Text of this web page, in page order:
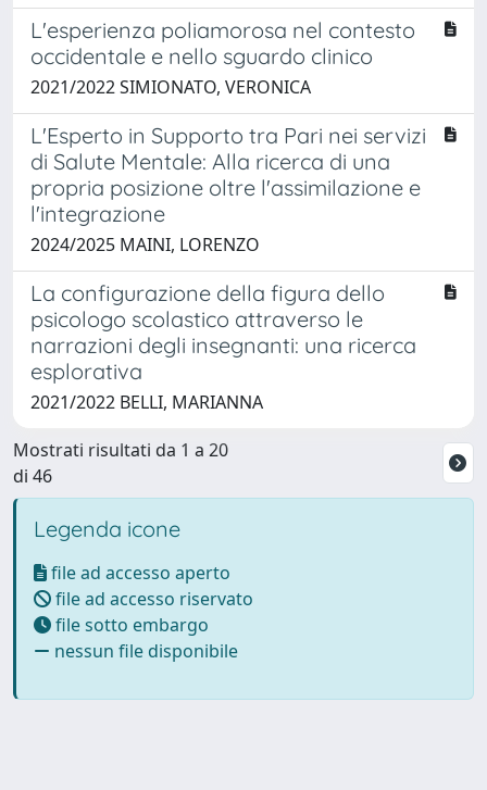
L'esperienza poliamorosa nel contesto
occidentale e nello sguardo clinico
2021/2022 SIMIONATO, VERONICA
L'Esperto in Supporto tra Pari nei servizi
di Salute Mentale: Alla ricerca di una
propria posizione oltre l'assimilazione e
l'integrazione
2024/2025 MAINI, LORENZO
La configurazione della figura dello
psicologo scolastico attraverso le
narrazioni degli insegnanti: una ricerca
esplorativa
2021/2022 BELLI, MARIANNA
Mostrati risultati da 1 a 20
di 46
Legenda icone
file ad accesso aperto
file ad accesso riservato
file sotto embargo
nessun file disponibile